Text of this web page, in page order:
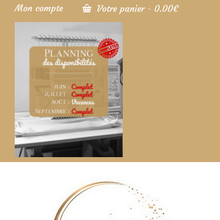
Mon compte Votre panier - 0.00€